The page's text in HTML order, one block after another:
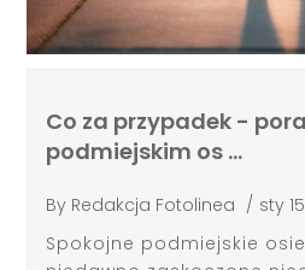
Co za przypadek -
podmiejskim os …
By Redakcja Fotolinea / sty
Spokojne podmiejskie